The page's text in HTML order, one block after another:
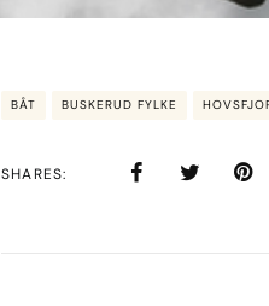
BÅT BUSKERUD FYLKE
SHARES